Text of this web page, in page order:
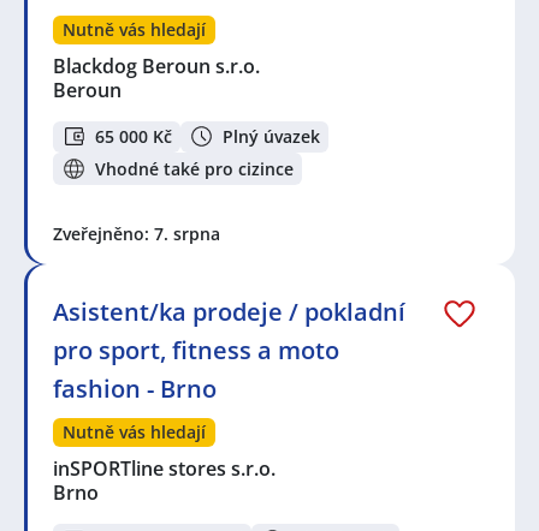
Nutně vás hledají
Blackdog Beroun s.r.o.
Beroun
65 000 Kč
Plný úvazek
Vhodné také pro cizince
Zveřejněno: 7. srpna
Asistent/ka prodeje / pokladní
pro sport, fitness a moto
fashion - Brno
Nutně vás hledají
inSPORTline stores s.r.o.
Brno